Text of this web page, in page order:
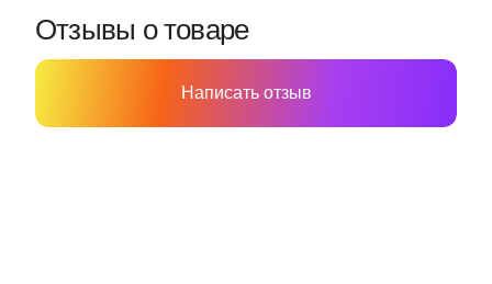
Отзывы о товаре
Написать отзыв